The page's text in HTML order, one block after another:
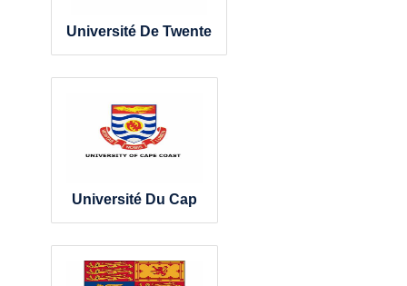
Université De Twente
Université Du Cap